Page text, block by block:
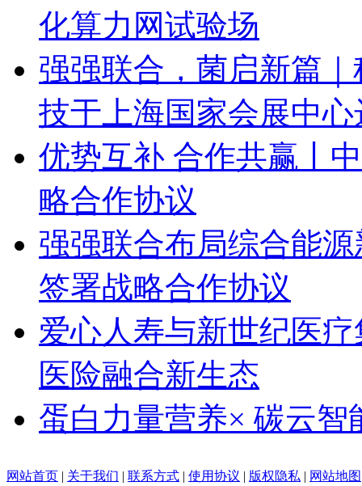
化算力网试验场
强强联合，菌启新篇
技于上海国家会展中
优势互补 合作共赢丨
略合作协议
强强联合布局综合能
签署战略合作协议
爱心人寿与新世纪医
医险融合新生态
蛋白力量营养× 碳云
网站首页 | 关于我们 | 联系方式 | 使用协议 | 版权隐私 | 网站地图